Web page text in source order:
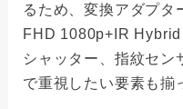
るため、変換アダプタ
FHD 1080p+IR
シャッター、指紋セン
で重視したい要素も揃